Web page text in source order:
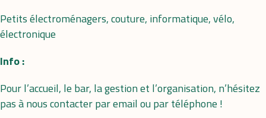
Petits électroménagers, couture, informatique, vélo,
électronique
Info :
Pour l’accueil, le bar, la gestion et l’organisation, n’hésitez
pas à nous contacter par email ou par téléphone !